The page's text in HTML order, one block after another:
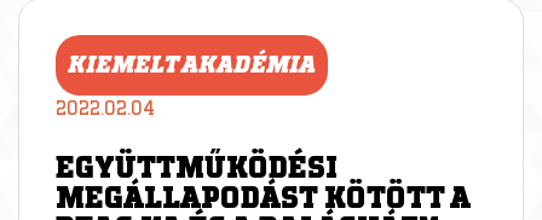
KIEMELT AKADÉMIA
2022.02.04
EGYÜTTMŰKÖDÉSI
MEGÁLLAPODÁST KÖTÖTT A